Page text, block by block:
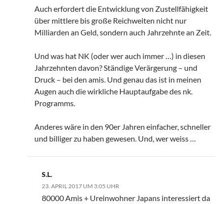
Auch erfordert die Entwicklung von Zustellfähigkeit
über mittlere bis große Reichweiten nicht nur
Milliarden an Geld, sondern auch Jahrzehnte an Zeit.
Und was hat NK (oder wer auch immer …) in diesen
Jahrzehnten davon? Ständige Verärgerung – und
Druck – bei den amis. Und genau das ist in meinen
Augen auch die wirkliche Hauptaufgabe des nk.
Programms.
Anderes wäre in den 90er Jahren einfacher, schneller
und billiger zu haben gewesen. Und, wer weiss …
S.L.
23. APRIL 2017 UM 3:05 UHR
80000 Amis + Ureinwohner Japans interessiert da